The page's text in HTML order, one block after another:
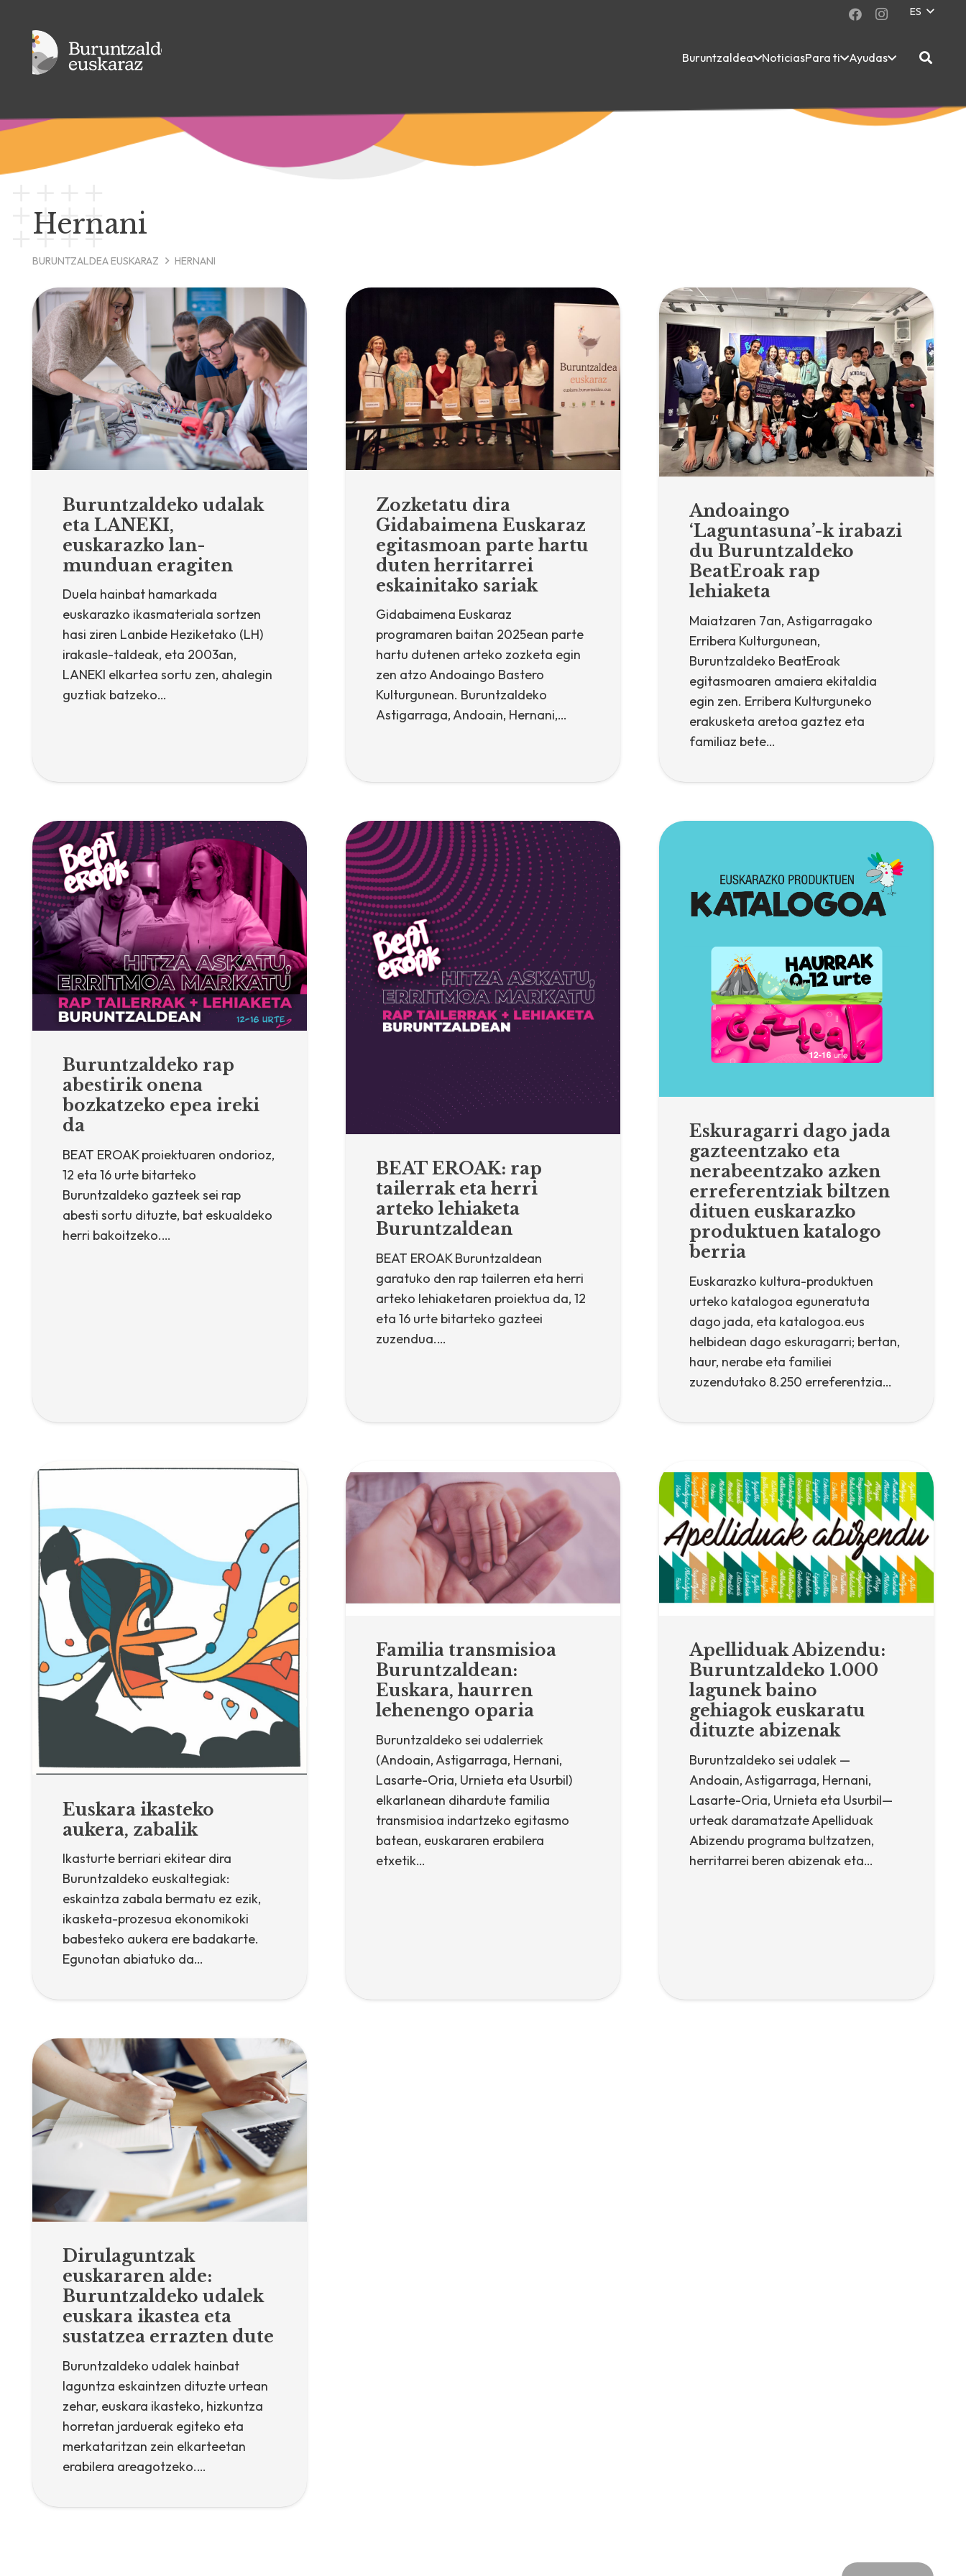
ES
Buruntzaldea NoticiasPara ti Ayudas
Hernani
BURUNTZALDEA EUSKARAZ HERNANI
Buruntzaldeko udalak
eta LANEKI,
euskarazko lan-
munduan eragiten
Duela hainbat hamarkada
euskarazko ikasmateriala sortzen
hasi ziren Lanbide Heziketako (LH)
irakasle-taldeak, eta 2003an,
LANEKI elkartea sortu zen, ahalegin
guztiak batzeko…
Zozketatu dira
Gidabaimena Euskaraz
egitasmoan parte hartu
duten herritarrei
eskainitako sariak
Gidabaimena Euskaraz
programaren baitan 2025ean parte
hartu dutenen arteko zozketa egin
zen atzo Andoaingo Bastero
Kulturgunean. Buruntzaldeko
Astigarraga, Andoain, Hernani,…
Andoaingo
‘Laguntasuna’-k irabazi
du Buruntzaldeko
BeatEroak rap
lehiaketa
Maiatzaren 7an, Astigarragako
Erribera Kulturgunean,
Buruntzaldeko BeatEroak
egitasmoaren amaiera ekitaldia
egin zen. Erribera Kulturguneko
erakusketa aretoa gaztez eta
familiaz bete…
Buruntzaldeko rap
abestirik onena
bozkatzeko epea ireki
da
BEAT EROAK proiektuaren ondorioz,
12 eta 16 urte bitarteko
Buruntzaldeko gazteek sei rap
abesti sortu dituzte, bat eskualdeko
herri bakoitzeko.…
BEAT EROAK: rap
tailerrak eta herri
arteko lehiaketa
Buruntzaldean
BEAT EROAK Buruntzaldean
garatuko den rap tailerren eta herri
arteko lehiaketaren proiektua da, 12
eta 16 urte bitarteko gazteei
zuzendua.…
Eskuragarri dago jada
gazteentzako eta
nerabeentzako azken
erreferentziak biltzen
dituen euskarazko
produktuen katalogo
berria
Euskarazko kultura-produktuen
urteko katalogoa eguneratuta
dago jada, eta katalogoa.eus
helbidean dago eskuragarri; bertan,
haur, nerabe eta familiei
zuzendutako 8.250 erreferentzia…
Euskara ikasteko
aukera, zabalik
Ikasturte berriari ekitear dira
Buruntzaldeko euskaltegiak:
eskaintza zabala bermatu ez ezik,
ikasketa-prozesua ekonomikoki
babesteko aukera ere badakarte.
Egunotan abiatuko da…
Familia transmisioa
Buruntzaldean:
Euskara, haurren
lehenengo oparia
Buruntzaldeko sei udalerriek
(Andoain, Astigarraga, Hernani,
Lasarte-Oria, Urnieta eta Usurbil)
elkarlanean dihardute familia
transmisioa indartzeko egitasmo
batean, euskararen erabilera
etxetik…
Apelliduak Abizendu:
Buruntzaldeko 1.000
lagunek baino
gehiagok euskaratu
dituzte abizenak
Buruntzaldeko sei udalek —
Andoain, Astigarraga, Hernani,
Lasarte-Oria, Urnieta eta Usurbil—
urteak daramatzate Apelliduak
Abizendu programa bultzatzen,
herritarrei beren abizenak eta…
Dirulaguntzak
euskararen alde:
Buruntzaldeko udalek
euskara ikastea eta
sustatzea errazten dute
Buruntzaldeko udalek hainbat
laguntza eskaintzen dituzte urtean
zehar, euskara ikasteko, hizkuntza
horretan jarduerak egiteko eta
merkataritzan zein elkarteetan
erabilera areagotzeko.…